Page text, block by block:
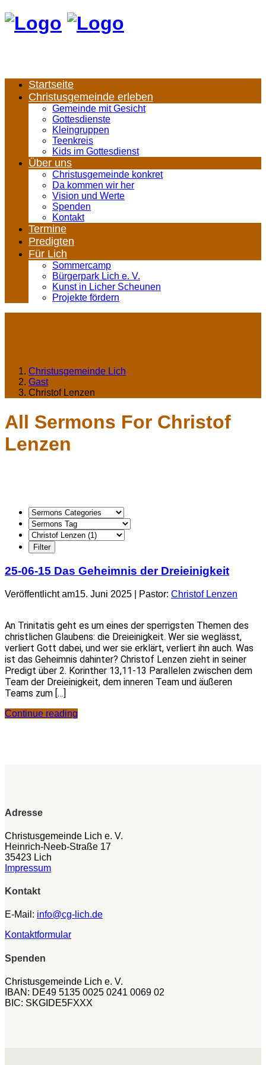
Startseite
Christusgemeinde erleben
Gemeinde mit Gesicht
Gottesdienste
Kleingruppen
Teenkreis
Kids im Gottesdienst
Über uns
Christusgemeinde konkret
Da kommen wir her
Vision und Werte
Spenden
Kontakt
Termine
Predigten
Für Lich
Sommercamp
Bürgerpark Lich e. V.
Kunst in Licher Scheunen
Projekte fördern
Christusgemeinde Lich
Gast
Christof Lenzen
All Sermons For Christof
Lenzen
25-06-15 Das Geheimnis der Dreieinigkeit
Veröffentlicht am15. Juni 2025 | Pastor: Christof Lenzen
An Trinitatis geht es um eines der sperrigsten Themen des
christlichen Glaubens: die Dreieinigkeit. Wer sie weglässt,
verliert Gott dabei, und wer sie erklärt, verliert ihn auch. Was
ist das Geheimnis dahinter? Christof Lenzen zieht in seiner
Predigt über 2. Korinther 13,11-13 Parallelen zwischen dem
Team der Dreieinigkeit, dem inneren Team und äußeren
Teams zum […]
Continue reading
Adresse
Christusgemeinde Lich e. V.
Heinrich-Neeb-Straße 17
35423 Lich
Impressum
Kontakt
E-Mail: info@cg-lich.de
Kontaktformular
Spenden
Christusgemeinde Lich e. V.
IBAN: DE49 5135 0025 0241 0069 02
BIC: SKGIDE5FXXX